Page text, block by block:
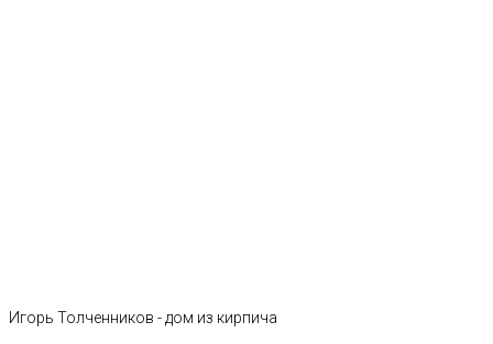
Игорь Толченников - дом из кирпича